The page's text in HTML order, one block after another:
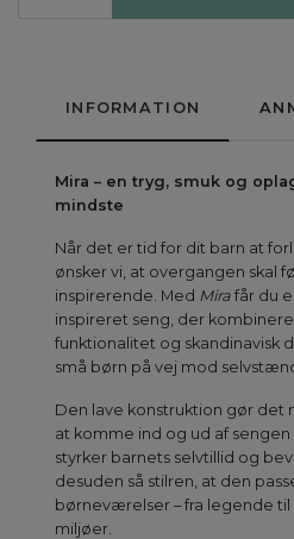
INFORMATION
Mira – en tryg, smuk og
mindste
Når det er tid for dit barn at
ønsker vi, at overgangen skal
inspirerende. Med Mira får du
inspireret seng, der
funktionalitet og skandinavisk
små børn på vej mod
Den lave konstruktion gør det
at komme ind og ud af
styrker barnets selvtillid og
desuden så stilren, at den
børneværelser – fra legende
miljøer.